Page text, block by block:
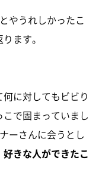
やうれしかったこ
ます。
に対してもビビり
で固まっていまし
ーさんに会うとし
きな人ができたこ